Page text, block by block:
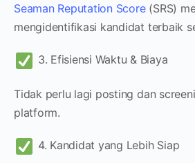
Seaman Reputation Score(SRS)
mengidentifikasi kandidat terbaik
3. Efisiensi Waktu & Biaya
Tidak perlu lagi posting dan
platform.
4. Kandidat yang Lebih Siap